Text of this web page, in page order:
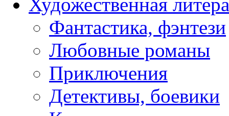
Фантастика, фэнтези
Любовные романы
Приключения
Детективы, боевики